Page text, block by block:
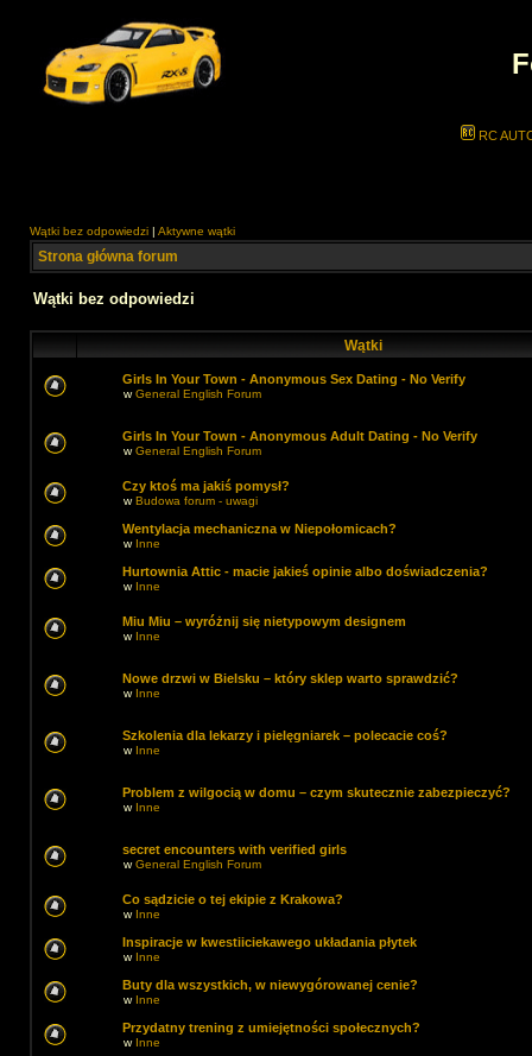
RC
Wątki bez odpowiedzi | Aktywne wątki
Strona główna forum
Wątki bez odpowiedzi
Wątki
Girls In Your Town - Anonymous Sex Dating - No Verify
wGeneral English Forum
Girls In Your Town - Anonymous Adult Dating - No Verify
wGeneral English Forum
Czy ktoś ma jakiś pomysł?
wBudowa forum - uwagi
Wentylacja mechaniczna w Niepołomicach?
w Inne
Hurtownia Attic - macie jakieś opinie albo doświadczenia?
w Inne
Miu Miu – wyróżnij się nietypowym designem
w Inne
Nowe drzwi w Bielsku – który sklep warto sprawdzić?
w Inne
Szkolenia dla lekarzy i pielęgniarek – polecacie coś?
w Inne
Problem z wilgocią w domu – czym skutecznie zabezpieczyć?
w Inne
secret encounters with verified girls
wGeneral English Forum
Co sądzicie o tej ekipie z Krakowa?
w Inne
Inspiracje w kwestiiciekawego układania płytek
w Inne
Buty dla wszystkich, w niewygórowanej cenie?
w Inne
Przydatny trening z umiejętności społecznych?
w Inne